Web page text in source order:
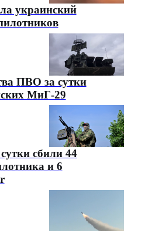
украинский
ПВО за сутки
МиГ-29
сбили 44
и 6